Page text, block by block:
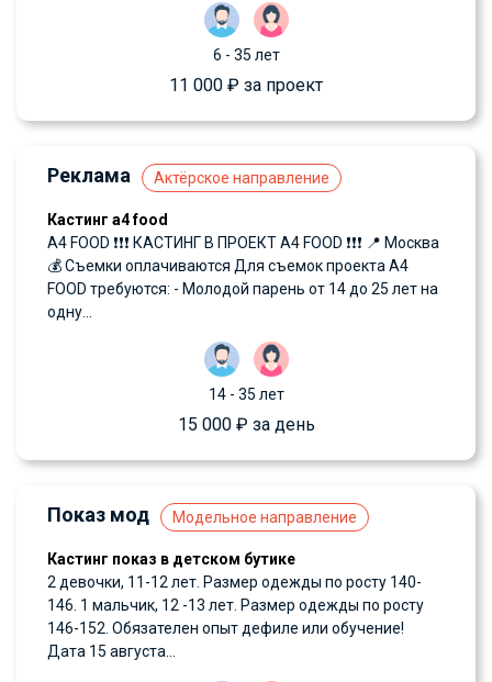
6 - 35 лет
11 000 ₽ за проект
Реклама Актёрское направление
Кастинг а4 food
A4 FOOD ❗️❗️❗️ КАСТИНГ В ПРОЕКТ A4 FOOD ❗️❗️❗️ 📍 Москва
💰 Съемки оплачиваются Для съемок проекта A4
FOOD требуются: - Молодой парень от 14 до 25 лет на
одну...
14 - 35 лет
15 000 ₽ за день
Показ мод Модельное направление
Кастинг показ в детском бутике
2 девочки, 11-12 лет. Размер одежды по росту 140-
146. 1 мальчик, 12 -13 лет. Размер одежды по росту
146-152. Обязателен опыт дефиле или обучение!
Дата 15 августа...